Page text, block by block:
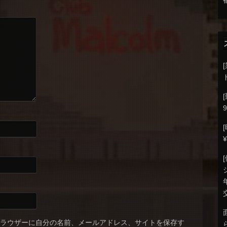
ウザーに自分の名前、メールアドレス、サイトを保存す
[
[
[
[